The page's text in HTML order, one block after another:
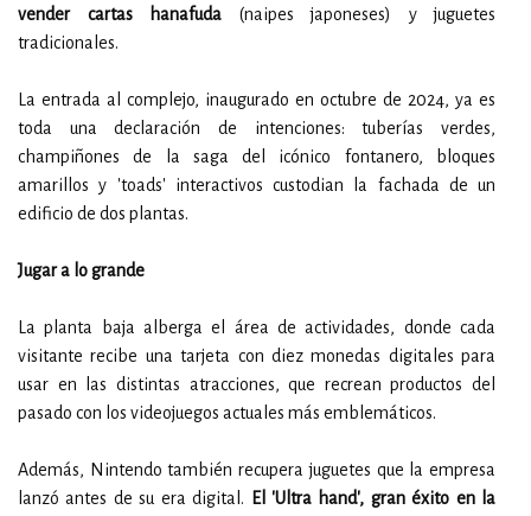
vender cartas hanafuda (naipes japoneses) y juguetes
tradicionales.
La entrada al complejo, inaugurado en octubre de 2024, ya es
toda una declaración de intenciones: tuberías verdes,
champiñones de la saga del icónico fontanero, bloques
amarillos y 'toads' interactivos custodian la fachada de un
edificio de dos plantas.
Jugar a lo grande
La planta baja alberga el área de actividades, donde cada
visitante recibe una tarjeta con diez monedas digitales para
usar en las distintas atracciones, que recrean productos del
pasado con los videojuegos actuales más emblemáticos.
Además, Nintendo también recupera juguetes que la empresa
lanzó antes de su era digital.
El 'Ultra hand', gran éxito en la